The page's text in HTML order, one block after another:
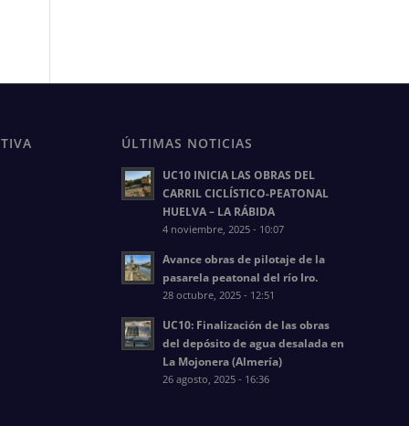
ÚLTIMAS NOTICIAS
UC10 INICIA LAS OBRAS DEL
CARRIL CICLÍSTICO-PEATONAL
HUELVA – LA RÁBIDA
4 noviembre, 2025 - 10:07
Avance obras de pilotaje de la
pasarela peatonal del río Iro.
28 octubre, 2025 - 12:51
UC10: Finalización de las obras
del depósito de agua desalada en
La Mojonera (Almería)
26 agosto, 2025 - 16:36